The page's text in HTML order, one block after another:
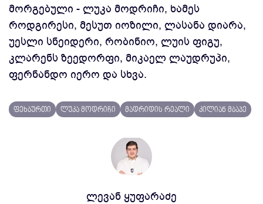
მორგებული - ლუკა მოდრიჩი, ხამეს
როდგირესი, მესუთ იოზილი, ლასანა დიარა,
უესლი სნეიდერი, რობინიო, ლუის ფიგუ,
კლარენს ზეედორფი, მიკაელ ლაუდრუპი,
ფერნანდო იერო და სხვა.
ფეხბურთი ლუკა მოდრიჩი მადრიდის რეალი კილიან მბაპე
ლევან ყუფარაძე